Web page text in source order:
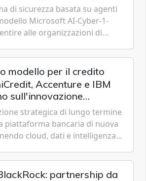
di sicurezza basata su agenti
Microsoft AI-Cyber-1-
alle organizzazioni di
del rischio.
modello per il credito
Accenture e IBM
sull'innovazione
strategica di lungo termine
piattaforma bancaria di nuova
cloud, dati e intelligenza
partnership da